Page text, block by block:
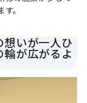
。
いが一人ひ
が広がるよ